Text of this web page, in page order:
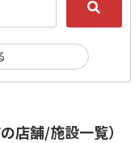
店舗/施設一覧）